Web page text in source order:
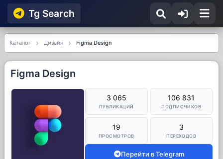
Tg Searсh
Каталог Дизайн Figma Design
Figma Design
3 065
ПУБЛИКАЦИЙ
106 831
ПОДПИСЧИКОВ
19
ПРОСМОТРОВ
3
ПЕРЕХОДОВ
Перейти в Telegram